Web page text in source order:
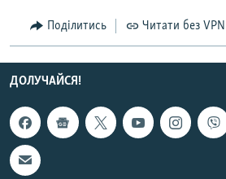
Поділитись Читати без VPN
ДОЛУЧАЙСЯ!